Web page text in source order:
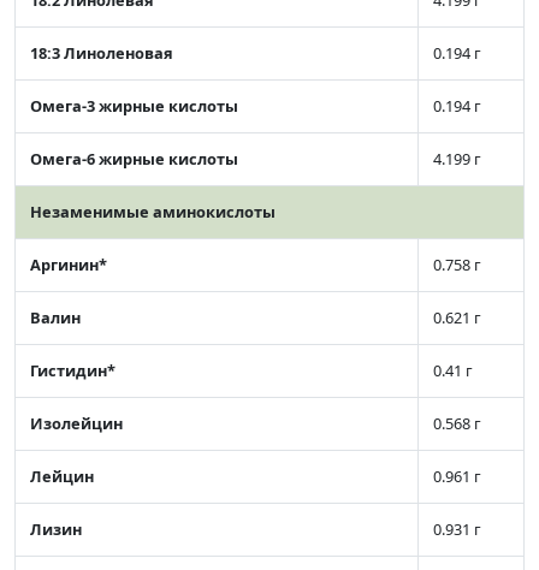
18:3 Линоленовая 0.194 г
Омега-3 жирные кислоты 0.194 г
Омега-6 жирные кислоты 4.199 г
Незаменимые аминокислоты
Аргинин* 0.758 г
Валин 0.621 г
Гистидин* 0.41 г
Изолейцин 0.568 г
Лейцин 0.961 г
Лизин 0.931 г